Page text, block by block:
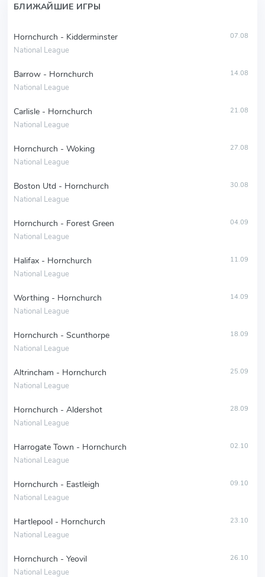
БЛИЖАЙШИЕ ИГРЫ
Hornchurch - Kidderminster
National League
07.08
Barrow - Hornchurch
National League
14.08
Carlisle - Hornchurch
National League
21.08
Hornchurch - Woking
National League
27.08
Boston Utd - Hornchurch
National League
30.08
Hornchurch - Forest Green
National League
04.09
Halifax - Hornchurch
National League
11.09
Worthing - Hornchurch
National League
14.09
Hornchurch - Scunthorpe
National League
18.09
Altrincham - Hornchurch
National League
25.09
Hornchurch - Aldershot
National League
28.09
Harrogate Town - Hornchurch
National League
02.10
Hornchurch - Eastleigh
National League
09.10
Hartlepool - Hornchurch
National League
23.10
Hornchurch - Yeovil
National League
26.10